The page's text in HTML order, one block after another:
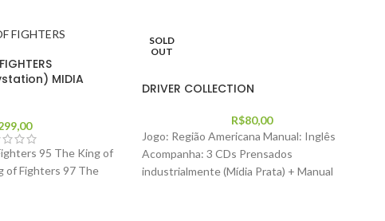
MIDIA
95 The King of
of Fighters 97 The
SOLD
OUT
DRIVER COLLECTION
R$80,00
Jogo: Região Americana Manual: Inglês
Acompanha: 3 CDs Prensados
industrialmente (Mídia Prata) + Manual